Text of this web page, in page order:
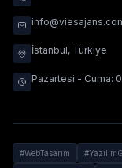
İstanbul, Türkiye
Pazartesi - Cuma:
#WebTasarım